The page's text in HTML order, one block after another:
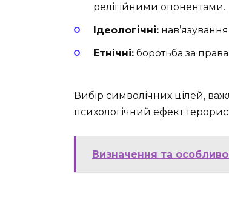
релігійними опонентами.
Ідеологічні:
Етнічні: боротьба за
Вибір символічних цілей,
психологічний ефект
Визначення та